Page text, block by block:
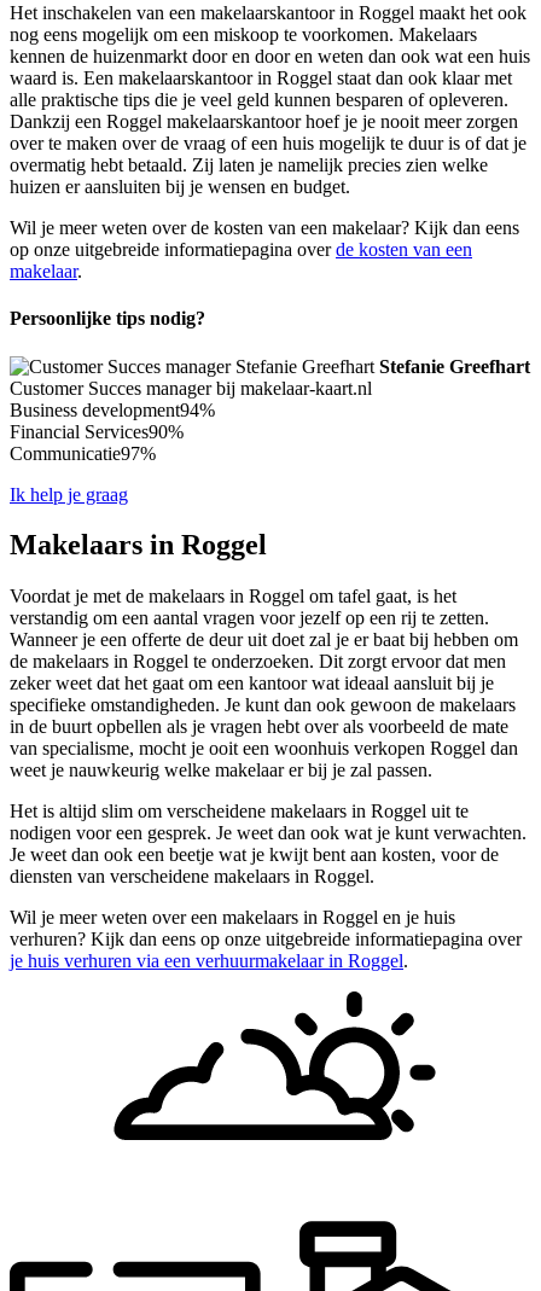
Het inschakelen van een makelaarskantoor in Roggel maakt het ook
nog eens mogelijk om een miskoop te voorkomen. Makelaars
kennen de huizenmarkt door en door en weten dan ook wat een huis
waard is. Een makelaarskantoor in Roggel staat dan ook klaar met
alle praktische tips die je veel geld kunnen besparen of opleveren.
Dankzij een Roggel makelaarskantoor hoef je je nooit meer zorgen
over te maken over de vraag of een huis mogelijk te duur is of dat je
overmatig hebt betaald. Zij laten je namelijk precies zien welke
huizen er aansluiten bij je wensen en budget.
Wil je meer weten over de kosten van een makelaar? Kijk dan eens
op onze uitgebreide informatiepagina overde kosten van een
makelaar.
Persoonlijke tips nodig?
Stefanie Greefhart
Customer Succes manager bij makelaar-kaart.nl
Business development94%
Financial Services90%
Communicatie97%
Ik help je graag
Makelaars in Roggel
Voordat je met de makelaars in Roggel om tafel gaat, is het
verstandig om een aantal vragen voor jezelf op een rij te zetten.
Wanneer je een offerte de deur uit doet zal je er baat bij hebben om
de makelaars in Roggel te onderzoeken. Dit zorgt ervoor dat men
zeker weet dat het gaat om een kantoor wat ideaal aansluit bij je
specifieke omstandigheden. Je kunt dan ook gewoon de makelaars
in de buurt opbellen als je vragen hebt over als voorbeeld de mate
van specialisme, mocht je ooit een woonhuis verkopen Roggel dan
weet je nauwkeurig welke makelaar er bij je zal passen.
Het is altijd slim om verscheidene makelaars in Roggel uit te
nodigen voor een gesprek. Je weet dan ook wat je kunt verwachten.
Je weet dan ook een beetje wat je kwijt bent aan kosten, voor de
diensten van verscheidene makelaars in Roggel.
Wil je meer weten over een makelaars in Roggel en je huis
verhuren? Kijk dan eens op onze uitgebreide informatiepagina over
je huis verhuren via een verhuurmakelaar in Roggel.